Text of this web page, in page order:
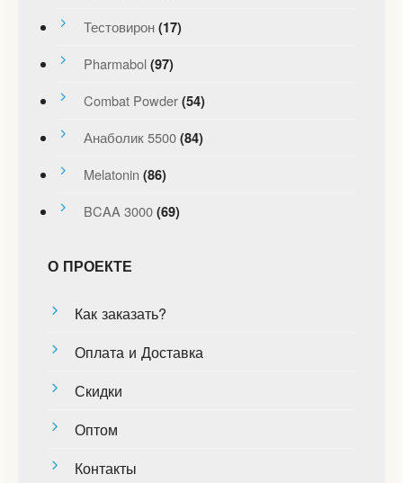
Тестовирон (17)
Pharmabol (97)
Combat Powder (54)
Анаболик 5500 (84)
Melatonin (86)
BCAA 3000 (69)
О ПРОЕКТЕ
Как заказать?
Оплата и Доставка
Скидки
Оптом
Контакты